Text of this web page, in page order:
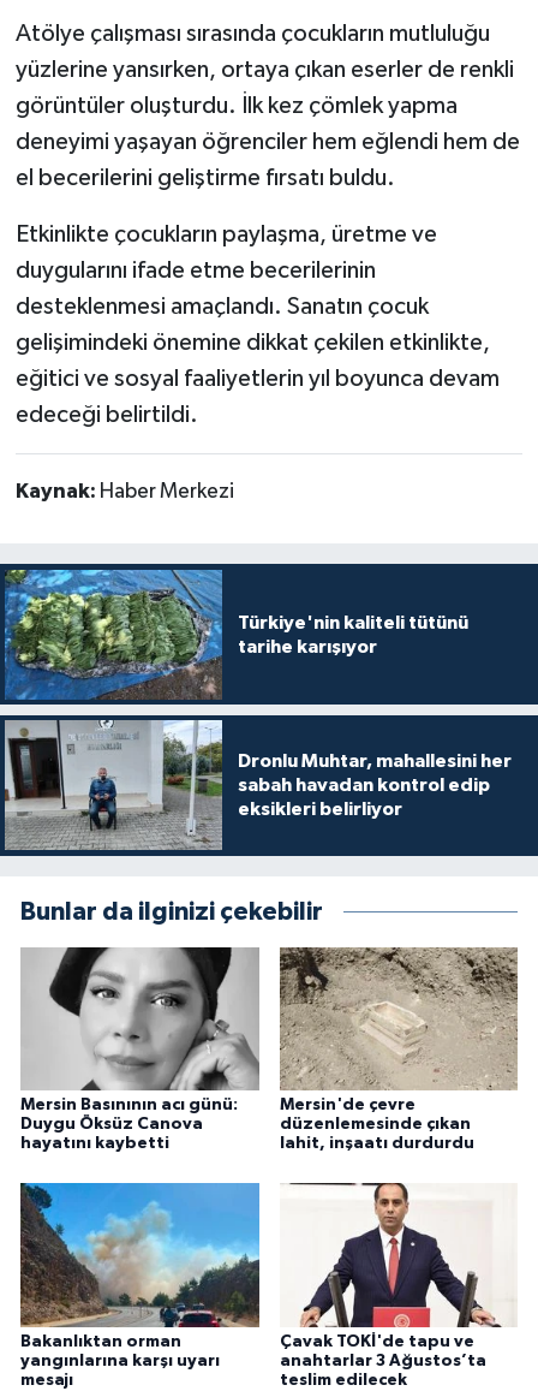
Atölye çalışması sırasında çocukların mutluluğu
yüzlerine yansırken, ortaya çıkan eserler de renkli
görüntüler oluşturdu. İlk kez çömlek yapma
deneyimi yaşayan öğrenciler hem eğlendi hem de
el becerilerini geliştirme fırsatı buldu.
Etkinlikte çocukların paylaşma, üretme ve
duygularını ifade etme becerilerinin
desteklenmesi amaçlandı. Sanatın çocuk
gelişimindeki önemine dikkat çekilen etkinlikte,
eğitici ve sosyal faaliyetlerin yıl boyunca devam
edeceği belirtildi.
Kaynak: Haber Merkezi
Türkiye'nin kaliteli tütünü
tarihe karışıyor
Dronlu Muhtar, mahallesini her
sabah havadan kontrol edip
eksikleri belirliyor
Bunlar da ilginizi çekebilir
Mersin Basınının acı günü:
Duygu Öksüz Canova
hayatını kaybetti
Mersin'de çevre
düzenlemesinde çıkan
lahit, inşaatı durdurdu
Bakanlıktan orman
yangınlarına karşı uyarı
mesajı
Çavak TOKİ'de tapu ve
anahtarlar 3 Ağustos’ta
teslim edilecek